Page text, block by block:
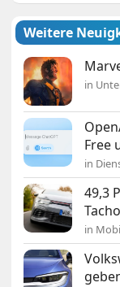
Weitere
in
Free
in
49,3
in